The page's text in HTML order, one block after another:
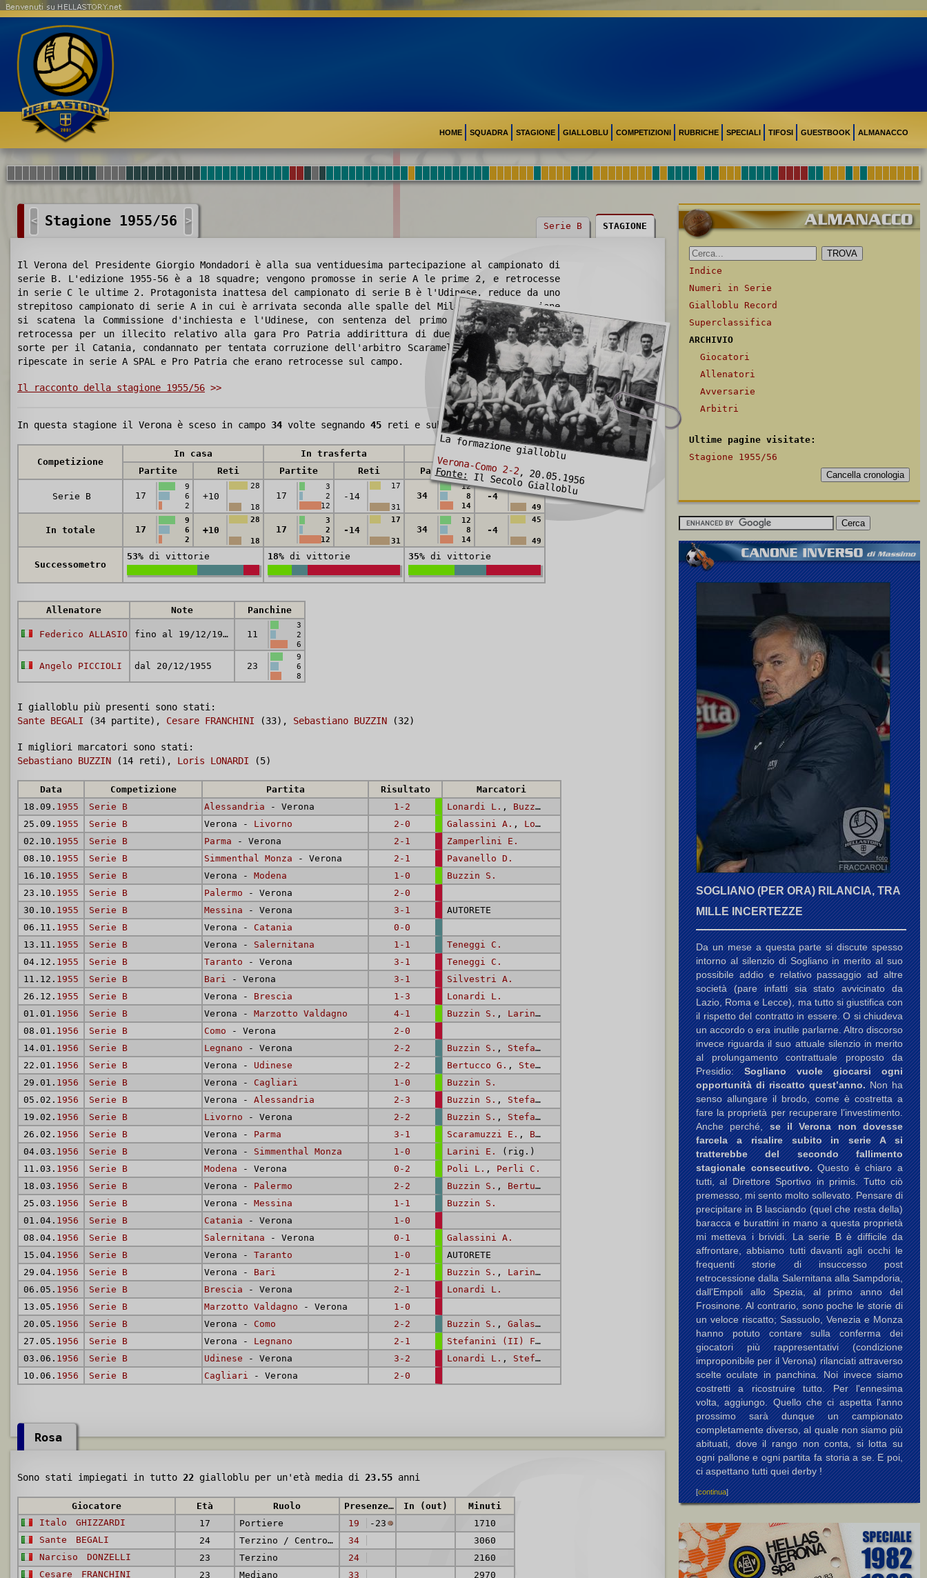
HOME SQUADRA STAGIONE GIALLOBLU COMPETIZIONI RUBRICHE SPECIALI TIFOSI GUESTBOOK ALMANACCO
Benvenuti su HELLASTORY.net
< Stagione 1955/56 > Serie B STAGIONE
La formazione gialloblu
Verona-Como 2-2, 20.05.1956
Fonte:Il Secolo Gialloblu
Il Verona del Presidente Giorgio Mondadori è alla sua ventiduesima partecipazione al campionato di
serie B. L'edizione 1955-56 è a 18 squadre; vengono promosse in serie A le prime 2, e retrocesse
in serie C le ultime 2. Protagonista inattesa del campionato di serie B è l'Udinese, reduce da uno
strepitoso campionato di serie A in cui è arrivata seconda alle spalle del Milan. A fine stagione
si scatena la Commissione d'inchiesta e l'Udinese, con sentenza del primo agosto 1955, viene
retrocessa per un illecito relativo alla gara Pro Patria addirittura di due anni prima. Stessa
sorte per il Catania, condannato per tentata corruzione dell'arbitro Scaramella di Roma. Vengono
ripescate in serie A SPAL e Pro Patria che erano retrocesse sul campo.
Il racconto della stagione 1955/56 >>
In questa stagione il Verona è sceso in campo 34 volte segnando 45 reti e subendone49
Competizione
In casa In trasferta
Partite
Reti Partite Reti Partite Reti
Serie B 17
9
6
2
+10
28
18
17
3
2
12
-14
17
31
34
12
8
14
-4
45
49
In totale 17
9
6
2
+10
28
18
17
3
2
12
-14
17
31
34
12
8
14
-4
45
49
Successometro
53% di vittorie 18% di vittorie 35% di vittorie
Allenatore Note Panchine
Federico ALLASIO fino al 19/12/1955 11
3
2
6
Angelo PICCIOLI dal 20/12/1955 23
9
6
8
I gialloblu più presenti sono stati:
Sante BEGALI (34 partite), Cesare FRANCHINI (33), Sebastiano BUZZIN (32)
I migliori marcatori sono stati:
Sebastiano BUZZIN (14 reti), Loris LONARDI (5)
Data Competizione Partita Risultato
Marcatori
18.09. 1955 Serie B Alessandria - Verona 1-2 Lonardi L. , Buzzin S.
25.09. 1955 Serie B Verona - Livorno 2-0 Galassini A. , Lonardi L.
02.10. 1955 Serie B Parma - Verona 2-1
Zamperlini E.
08.10. 1955 Serie B Simmenthal Monza - Verona 2-1
Pavanello D.
16.10. 1955 Serie B Verona - Modena 1-0
Buzzin S.
23.10. 1955 Serie B Palermo - Verona
2-0
30.10. 1955 Serie B Messina - Verona 3-1
AUTORETE
06.11. 1955 Serie B Verona - Catania
0-0
13.11. 1955 Serie B Verona - Salernitana 1-1
Teneggi C.
04.12. 1955 Serie B Taranto - Verona 3-1
Teneggi C.
11.12. 1955 Serie B Bari - Verona 3-1
Silvestri A.
26.12. 1955 Serie B Verona - Brescia 1-3
Lonardi L.
01.01. 1956 Serie B Verona - Marzotto Valdagno 4-1 Buzzin S. , Larini E.
08.01. 1956 Serie B Como - Verona
2-0
14.01. 1956 Serie B Legnano - Verona 2-2 Buzzin S. , Stefanini (I) G.
22.01. 1956 Serie B Verona - Udinese 2-2 Bertucco G. , Stefanini (I) G.
29.01. 1956 Serie B Verona - Cagliari 1-0
Buzzin S.
05.02. 1956 Serie B Verona - Alessandria 2-3 Buzzin S. , Stefanini (II) F.
19.02. 1956 Serie B Livorno - Verona 2-2 Buzzin S. , Stefanini (I) G.
26.02. 1956 Serie B Verona - Parma 3-1 Scaramuzzi E. , Bertucco G.
04.03. 1956 Serie B Verona - Simmenthal Monza 1-0 Larini E.
(rig.)
11.03. 1956 Serie B Modena - Verona 0-2 Poli L. , Perli C.
18.03. 1956 Serie B Verona - Palermo 2-2 Buzzin S. , Bertucco G.
25.03. 1956 Serie B Verona - Messina 1-1
Buzzin S.
01.04. 1956 Serie B Catania - Verona
1-0
08.04. 1956 Serie B Salernitana - Verona 0-1
Galassini A.
15.04. 1956 Serie B Verona - Taranto 1-0
AUTORETE
29.04. 1956 Serie B Verona - Bari 2-1 Buzzin S. , Larini E.
06.05. 1956 Serie B Brescia - Verona 2-1
Lonardi L.
13.05. 1956 Serie B Marzotto Valdagno - Verona
1-0
20.05. 1956 Serie B Verona - Como 2-2 Buzzin S. , Galassini A.
27.05. 1956 Serie B Verona - Legnano 2-1 Stefanini (II) F.
03.06. 1956 Serie B Udinese - Verona 3-2 Lonardi L. , Stefanini (II) F.
10.06. 1956 Serie B Cagliari - Verona 2-0
Rosa
Sono stati impiegati in tutto 22 gialloblu per un'età media di 23.55 anni
Giocatore Età Ruolo Presenze (reti) In (out)
Minuti
Italo
GHIZZARDI 17 Portiere 19 -23
1710
Sante
BEGALI 24 Terzino / Centromediano 34
3060
Narciso
DONZELLI 23 Terzino 24
2160
Cesare
FRANCHINI 23 Mediano 33
2970
Indice
Numeri in Serie
Gialloblu Record
Superclassifica
ARCHIVIO
Giocatori
Allenatori
Avversarie
Arbitri
Ultime pagine visitate:
Stagione 1955/56
SOGLIANO (PER ORA) RILANCIA, TRA
MILLE INCERTEZZE
Da un mese a questa parte si discute spesso
intorno al silenzio di Sogliano in merito al suo
possibile addio e relativo passaggio ad altre
società (pare infatti sia stato avvicinato da
Lazio, Roma e Lecce), ma tutto si giustifica con
il rispetto del contratto in essere. O si chiudeva
un accordo o era inutile parlarne. Altro discorso
invece riguarda il suo attuale silenzio in merito
al prolungamento contrattuale proposto da
Presidio:Sogliano vuole giocarsi ogni
opportunità di riscatto quest’anno.Non ha
senso allungare il brodo, come è costretta a
fare la proprietà per recuperare l’investimento.
Anche perché,se il Verona non dovesse
farcela a risalire subito in serie A si
tratterebbe del secondo fallimento
stagionale consecutivo.Questo è chiaro a
tutti, al Direttore Sportivo in primis. Tutto ciò
premesso, mi sento molto sollevato. Pensare di
precipitare in B lasciando (quel che resta della)
baracca e burattini in mano a questa proprietà
mi metteva i brividi. La serie B è difficile da
affrontare, abbiamo tutti davanti agli occhi le
frequenti storie di insuccesso post
retrocessione dalla Salernitana alla Sampdoria,
dall'Empoli allo Spezia, al primo anno del
Frosinone. Al contrario, sono poche le storie di
un veloce riscatto; Sassuolo, Venezia e Monza
hanno potuto contare sulla conferma dei
giocatori più rappresentativi (condizione
improponibile per il Verona) rilanciati attraverso
scelte oculate in panchina. Noi invece siamo
costretti a ricostruire tutto. Per l'ennesima
volta, aggiungo. Quello che ci aspetta l'anno
prossimo sarà dunque un campionato
completamente diverso, al quale non siamo più
abituati, dove il rango non conta, si lotta su
ogni pallone e ogni partita fa storia a se. E poi,
ci aspettano tutti quei derby !
[continua]